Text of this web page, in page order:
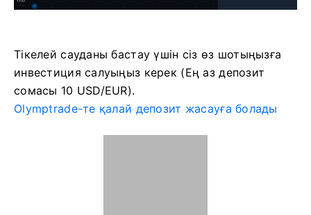
Тікелей сауданы бастау үшін сіз өз шотыңызға
инвестиция салуыңыз керек (Ең аз депозит
сомасы 10 USD/EUR).